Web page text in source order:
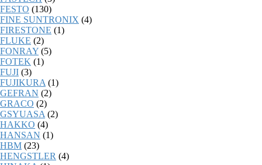
FESTO (130)
FINE SUNTRONIX (4)
FIRESTONE (1)
FLUKE (2)
FONRAY (5)
FOTEK (1)
FUJI (3)
FUJIKURA (1)
GEFRAN (2)
GRACO (2)
GSYUASA (2)
HAKKO (4)
HANSAN (1)
HBM (23)
HENGSTLER (4)